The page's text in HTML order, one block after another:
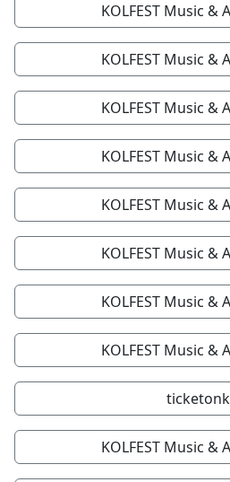
KOLFEST Music &
KOLFEST Music &
KOLFEST Music &
KOLFEST Music &
KOLFEST Music &
KOLFEST Music &
KOLFEST Music &
KOLFEST Music &
KOLFEST Music &